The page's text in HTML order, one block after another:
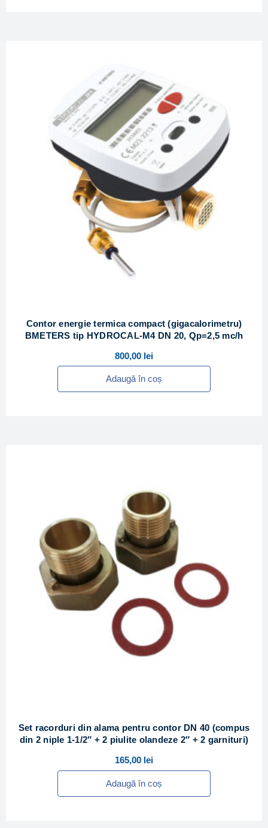
Contor energie termica compact (gigacalorimetru)
BMETERS tip HYDROCAL-M4 DN 20, Qp=2,5 mc/h
800,00 lei
Adaugă în coș
Set racorduri din alama pentru contor DN 40 (compus
din 2 niple 1-1/2″ + 2 piulite olandeze 2″ + 2 garnituri)
165,00 lei
Adaugă în coș